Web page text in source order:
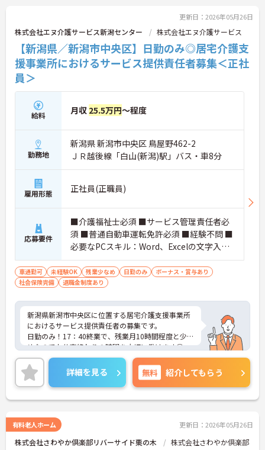
更新日：2026年05月26日
株式会社エヌ介護サービス新潟センター 株式会社エヌ介護サービス
【新潟県／新潟市中央区】日勤のみ◎居宅介護支
援事業所におけるサービス提供責任者募集＜正社
員＞
給料 月収 25.5万円～程度
勤務地
新潟県 新潟市中央区 鳥屋野462-2
ＪＲ越後線「白山(新潟)駅」バス・車8分
雇用形態 正社員(正職員)
応募要件
■介護福祉士必須 ■サービス管理責任者必
須 ■普通自動車運転免許必須 ■経験不問 ■
必要なPCスキル：Word、Excelの文字入力
程度 ■一般的なビジネスマナー（電話応
対、メール等）がある方
車通勤可 未経験OK 残業少なめ 日勤のみ
ボーナス・賞与あり
社会保険完備
退職金制度あり
新潟県新潟市中央区に位置する居宅介護支援事業所
におけるサービス提供責任者の募集です。
日勤のみ！17：40終業で、残業月10時間程度と少な
めなのでお仕事終わりの時間を大切に働けます◎
昇給・賞与あり！あなたの頑張りが評価されやすい
ので、お仕事のモチベーションアップにもつながり
ます♪
ご興味のある方には面接ポイントをお伝えしますの
で、お気軽にお問い合わせください！
詳細を見る 無料 紹介してもらう
有料老人ホーム 更新日：2026年05月26日
株式会社さわやか倶楽部リバーサイド栗の木 株式会社さわやか倶楽部